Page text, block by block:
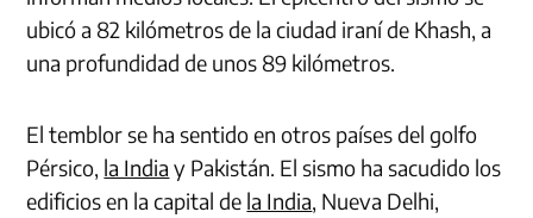
ubicó a 82 kilómetros de la ciudad iraní de Khash, a
una profundidad de unos 89 kilómetros.
El temblor se ha sentido en otros países del golfo
Pérsico, la India y Pakistán. El sismo ha sacudido los
edificios en la capital de la India, Nueva Delhi,